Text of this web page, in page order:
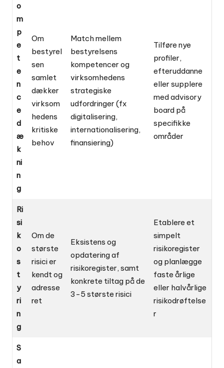
o
m
p
e
t
e
n
c
e
d
æ
k
ni
n
g
Om
bestyrel
sen
samlet
dækker
virksom
hedens
kritiske
behov
Match mellem
bestyrelsens
kompetencer og
virksomhedens
strategiske
udfordringer (fx
digitalisering,
internationalisering,
finansiering)
Tilføre nye
profiler,
efteruddanne
eller supplere
med advisory
board på
specifikke
områder
Ri
si
k
o
s
t
y
ri
n
g
Om de
største
risici er
kendt og
adresse
ret
Eksistens og
opdatering af
risikoregister, samt
konkrete tiltag på de
3-5 største risici
Etablere et
simpelt
risikoregister
og planlægge
faste årlige
eller halvårlige
risikodrøftelse
r
S
a